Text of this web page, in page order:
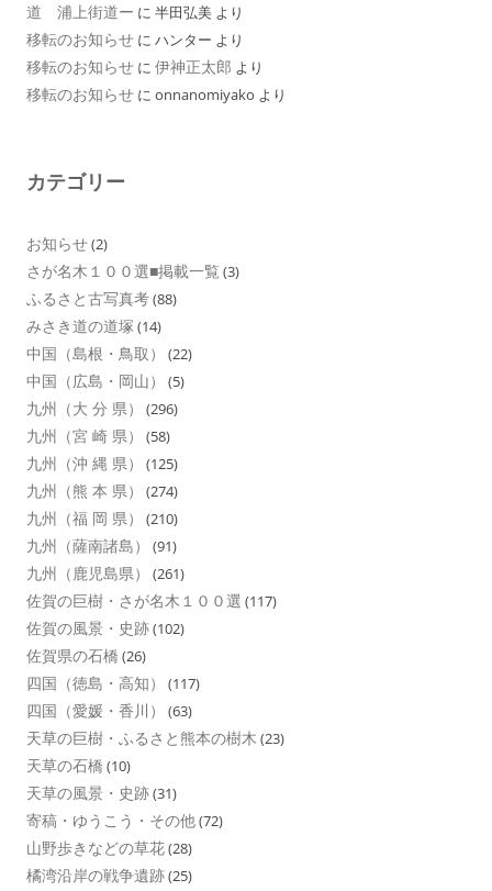
道 浦上街道ー に 半田弘美 より
移転のお知らせ に ハンター より
移転のお知らせ に 伊神正太郎 より
移転のお知らせ に onnanomiyako より
カテゴリー
お知らせ(2)
さが名木１００選■掲載一覧 (3)
ふるさと古写真考(88)
みさき道の道塚 (14)
中国（島根・鳥取） (22)
中国（広島・岡山） (5)
九州（大 分 県） (296)
九州（宮 崎 県） (58)
九州（沖 縄 県） (125)
九州（熊 本 県） (274)
九州（福 岡 県） (210)
九州（薩南諸島） (91)
九州（鹿児島県） (261)
佐賀の巨樹・さが名木１００選 (117)
佐賀の風景・史跡(102)
佐賀県の石橋 (26)
四国（徳島・高知） (117)
四国（愛媛・香川） (63)
天草の巨樹・ふるさと熊本の樹木 (23)
天草の石橋 (10)
天草の風景・史跡(31)
寄稿・ゆうこう・その他(72)
山野歩きなどの草花(28)
橘湾沿岸の戦争遺跡(25)